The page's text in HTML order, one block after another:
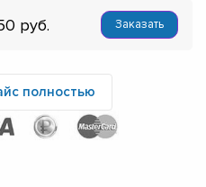
Заказать
полностью